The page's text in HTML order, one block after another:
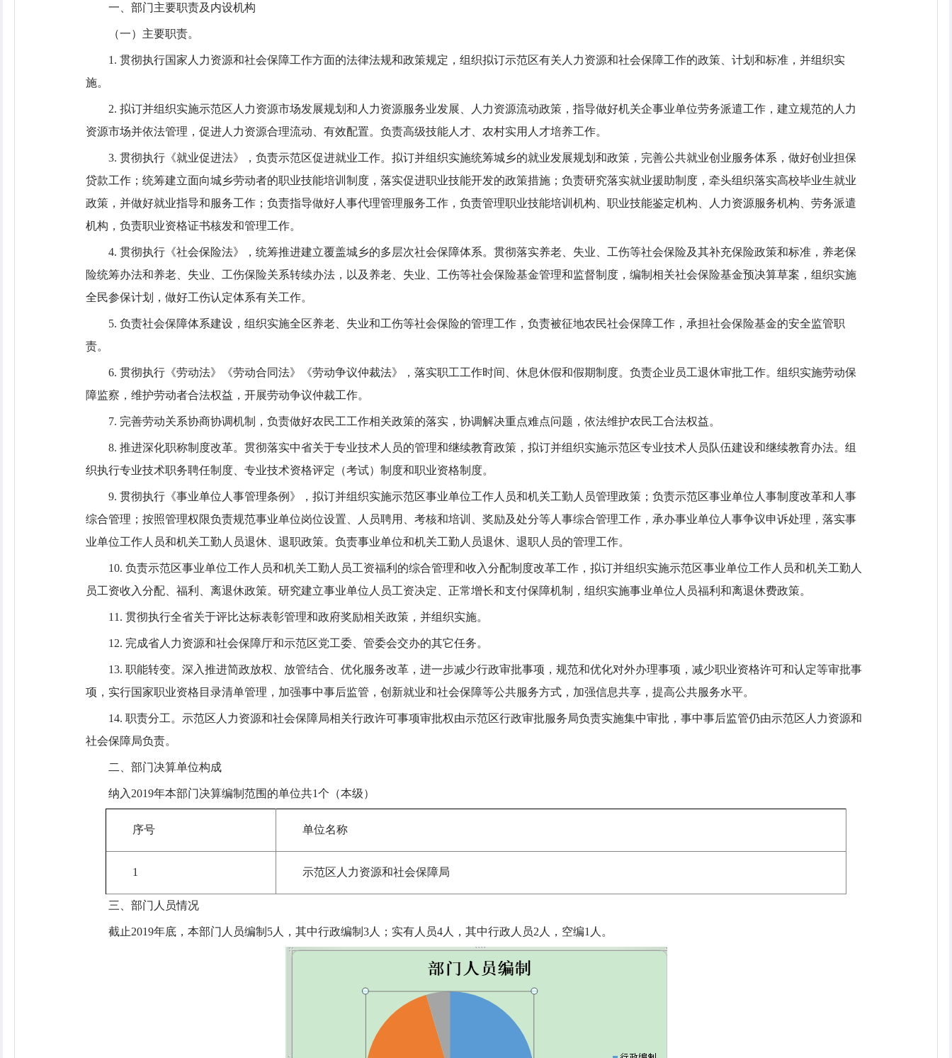
一、部门主要职责及内设机构
（一）主要职责。
1. 贯彻执行国家人力资源和社会保障工作方面的法律法规和政策规定，组织拟订示范区有关人力资源和社会保障工作的政策、计划和标准，并组织实
施。
2. 拟订并组织实施示范区人力资源市场发展规划和人力资源服务业发展、人力资源流动政策，指导做好机关企事业单位劳务派遣工作，建立规范的人力
资源市场并依法管理，促进人力资源合理流动、有效配置。负责高级技能人才、农村实用人才培养工作。
3. 贯彻执行《就业促进法》，负责示范区促进就业工作。拟订并组织实施统筹城乡的就业发展规划和政策，完善公共就业创业服务体系，做好创业担保
贷款工作；统筹建立面向城乡劳动者的职业技能培训制度，落实促进职业技能开发的政策措施；负责研究落实就业援助制度，牵头组织落实高校毕业生就业
政策，并做好就业指导和服务工作；负责指导做好人事代理管理服务工作，负责管理职业技能培训机构、职业技能鉴定机构、人力资源服务机构、劳务派遣
机构，负责职业资格证书核发和管理工作。
4. 贯彻执行《社会保险法》，统筹推进建立覆盖城乡的多层次社会保障体系。贯彻落实养老、失业、工伤等社会保险及其补充保险政策和标准，养老保
险统筹办法和养老、失业、工伤保险关系转续办法，以及养老、失业、工伤等社会保险基金管理和监督制度，编制相关社会保险基金预决算草案，组织实施
全民参保计划，做好工伤认定体系有关工作。
5. 负责社会保障体系建设，组织实施全区养老、失业和工伤等社会保险的管理工作，负责被征地农民社会保障工作，承担社会保险基金的安全监管职
责。
6. 贯彻执行《劳动法》《劳动合同法》《劳动争议仲裁法》，落实职工工作时间、休息休假和假期制度。负责企业员工退休审批工作。组织实施劳动保
障监察，维护劳动者合法权益，开展劳动争议仲裁工作。
7. 完善劳动关系协商协调机制，负责做好农民工工作相关政策的落实，协调解决重点难点问题，依法维护农民工合法权益。
8. 推进深化职称制度改革。贯彻落实中省关于专业技术人员的管理和继续教育政策，拟订并组织实施示范区专业技术人员队伍建设和继续教育办法。组
织执行专业技术职务聘任制度、专业技术资格评定（考试）制度和职业资格制度。
9. 贯彻执行《事业单位人事管理条例》，拟订并组织实施示范区事业单位工作人员和机关工勤人员管理政策；负责示范区事业单位人事制度改革和人事
综合管理；按照管理权限负责规范事业单位岗位设置、人员聘用、考核和培训、奖励及处分等人事综合管理工作，承办事业单位人事争议申诉处理，落实事
业单位工作人员和机关工勤人员退休、退职政策。负责事业单位和机关工勤人员退休、退职人员的管理工作。
10. 负责示范区事业单位工作人员和机关工勤人员工资福利的综合管理和收入分配制度改革工作，拟订并组织实施示范区事业单位工作人员和机关工勤人
员工资收入分配、福利、离退休政策。研究建立事业单位人员工资决定、正常增长和支付保障机制，组织实施事业单位人员福利和离退休费政策。
11. 贯彻执行全省关于评比达标表彰管理和政府奖励相关政策，并组织实施。
12. 完成省人力资源和社会保障厅和示范区党工委、管委会交办的其它任务。
13. 职能转变。深入推进简政放权、放管结合、优化服务改革，进一步减少行政审批事项，规范和优化对外办理事项，减少职业资格许可和认定等审批事
项，实行国家职业资格目录清单管理，加强事中事后监管，创新就业和社会保障等公共服务方式，加强信息共享，提高公共服务水平。
14. 职责分工。示范区人力资源和社会保障局相关行政许可事项审批权由示范区行政审批服务局负责实施集中审批，事中事后监管仍由示范区人力资源和
社会保障局负责。
二、部门决算单位构成
纳入2019年本部门决算编制范围的单位共1个（本级）
序号 单位名称
1 示范区人力资源和社会保障局
三、部门人员情况
截止2019年底，本部门人员编制5人，其中行政编制3人；实有人员4人，其中行政人员2人，空编1人。